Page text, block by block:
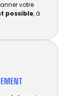
votre
possible, à